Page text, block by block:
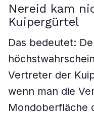
Nereid kam
Kuipergürtel
Das bedeutet:
Vertreter der
wenn man die
Mondoberfläche